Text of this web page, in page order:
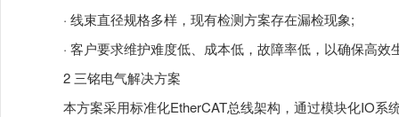
· 线束直径规格多样，现有检测方案存在漏检现象;
· 客户要求维护难度低、成本低，故障率低，以确保高效
2 三铭电气解决方案
本方案采用标准化EtherCAT总线架构，通过模块化IO系